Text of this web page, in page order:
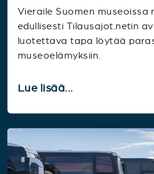
Vieraile Suomen museoissa
edullisesti Tilausajot.netin
luotettava tapa löytää
museoelämyksiin.
Lue lisää...